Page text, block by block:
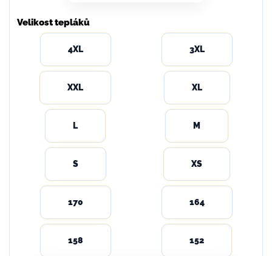
Velikost tepláků
4XL 3XL
XXL XL
L M
S XS
170 164
158 152